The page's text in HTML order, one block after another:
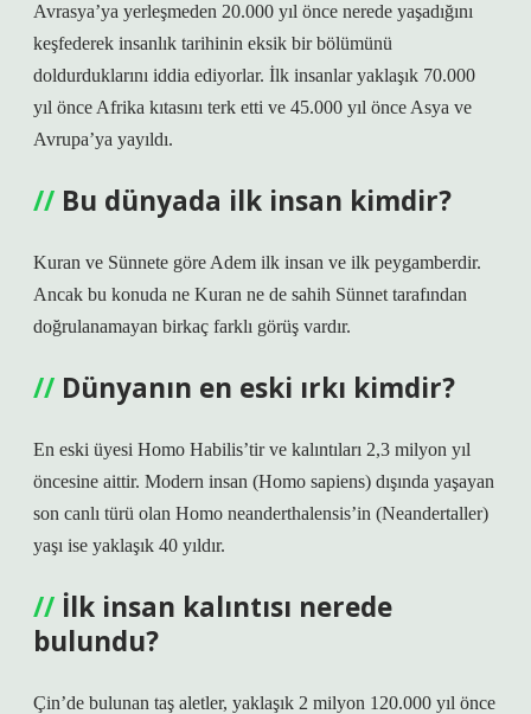
Avrasya’ya yerleşmeden 20.000 yıl önce nerede yaşadığını
keşfederek insanlık tarihinin eksik bir bölümünü
doldurduklarını iddia ediyorlar. İlk insanlar yaklaşık 70.000
yıl önce Afrika kıtasını terk etti ve 45.000 yıl önce Asya ve
Avrupa’ya yayıldı.
Bu dünyada ilk insan kimdir?
Kuran ve Sünnete göre Adem ilk insan ve ilk peygamberdir.
Ancak bu konuda ne Kuran ne de sahih Sünnet tarafından
doğrulanamayan birkaç farklı görüş vardır.
Dünyanın en eski ırkı kimdir?
En eski üyesi Homo Habilis’tir ve kalıntıları 2,3 milyon yıl
öncesine aittir. Modern insan (Homo sapiens) dışında yaşayan
son canlı türü olan Homo neanderthalensis’in (Neandertaller)
yaşı ise yaklaşık 40 yıldır.
İlk insan kalıntısı nerede
bulundu?
Çin’de bulunan taş aletler, yaklaşık 2 milyon 120.000 yıl önce